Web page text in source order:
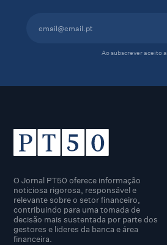
Ao subscrever aceito a
O Jornal PT50 oferece informação
noticiosa rigorosa, responsável e
relevante sobre o setor financeiro,
contribuindo para uma tomada de
decisão mais sustentada por parte dos
gestores e lideres da banca e área
financeira.